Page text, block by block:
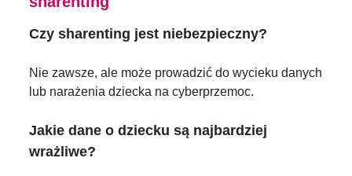
Czy sharenting jest niebezpieczny?
Nie zawsze, ale może prowadzić do wycieku danych
lub narażenia dziecka na cyberprzemoc.
Jakie dane o dziecku są najbardziej
wrażliwe?